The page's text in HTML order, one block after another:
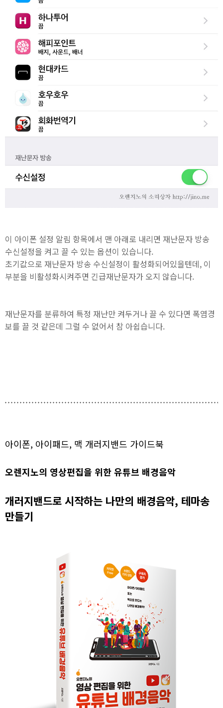
이 아이폰 설정 알림 항목에서 맨 아래로 내리면 재난문자 방송
수신설정을 켜고 끌 수 있는 옵션이 있습니다.
초기값으로 재난문자 방송 수신설정이 활성화되어있을텐데, 이
부분을 비활성화시켜주면 긴급재난문자가 오지 않습니다.
재난문자를 분류하여 특정 재난만 켜두거나 끌 수 있다면 폭염경
보를 끌 것 같은데 그럴 수 없어서 참 아쉽습니다.
아이폰, 아이패드, 맥 개러지밴드 가이드북
오렌지노의 영상편집을 위한 유튜브 배경음악
개러지밴드로 시작하는 나만의 배경음악, 테마송
만들기